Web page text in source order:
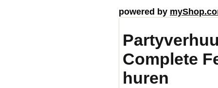
powered by
Complete
huren